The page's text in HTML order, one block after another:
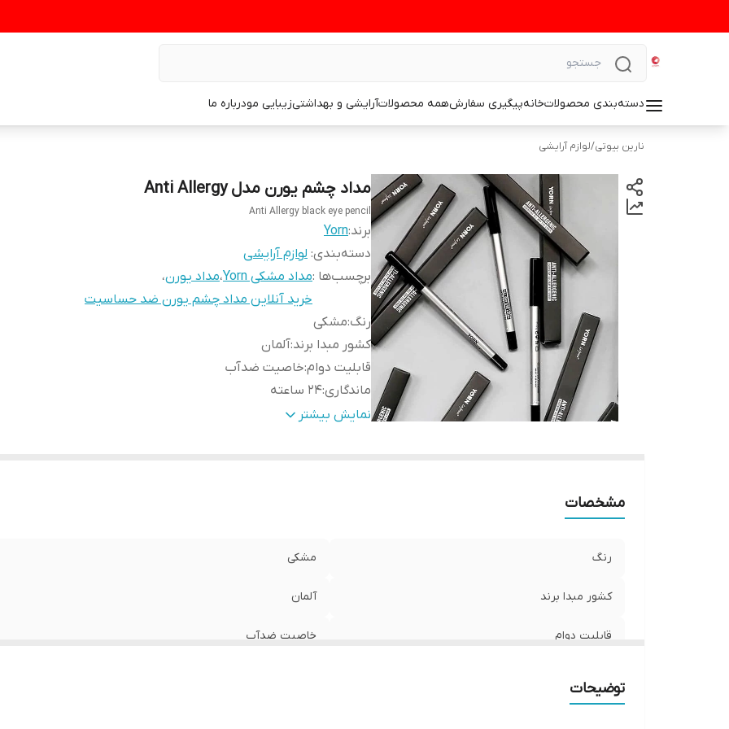
دسته‌بندی محصولاتخانهپیگیری سفارشهمه محصولاتآرایشی و بهداشتیزیبایی مودرباره ما
نارین بیوتی/لوازم آرایشی
مداد چشم یورن مدل Anti Allergy
Anti Allergy black eye pencil
برند:Yorn
دسته‌بندی: لوازم آرایشی
برچسب‌ها :مداد مشکی Yorn ،مداد یورن،
خرید آنلاین مداد چشم یورن ضد حساسیت
رنگ:مشکی
کشور مبدا برند:آلمان
قابلیت دوام:خاصیت ضدآب
ماندگاری:۲۴ ساعته
سایر
فوق العاده مشکی ،ضد آب ،مناسب برای چشم های خیلینمایش بیشتر
مشخصات
رنگ مشکی
کشور مبدا برند آلمان
قابلیت دوام خاصیت ضدآب
توضیحات